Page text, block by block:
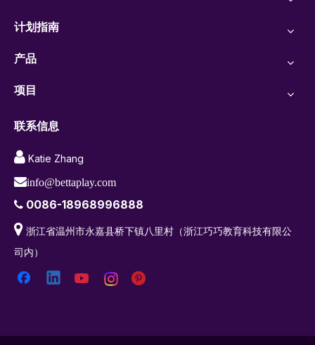
计划指南
产品
项目
联系信息
 Katie Zhang
info@bettaplay.com
 0086-18968996888
 浙江省温州市永嘉县桥下镇八里村（浙江巧巧教育科技有限公
司内）